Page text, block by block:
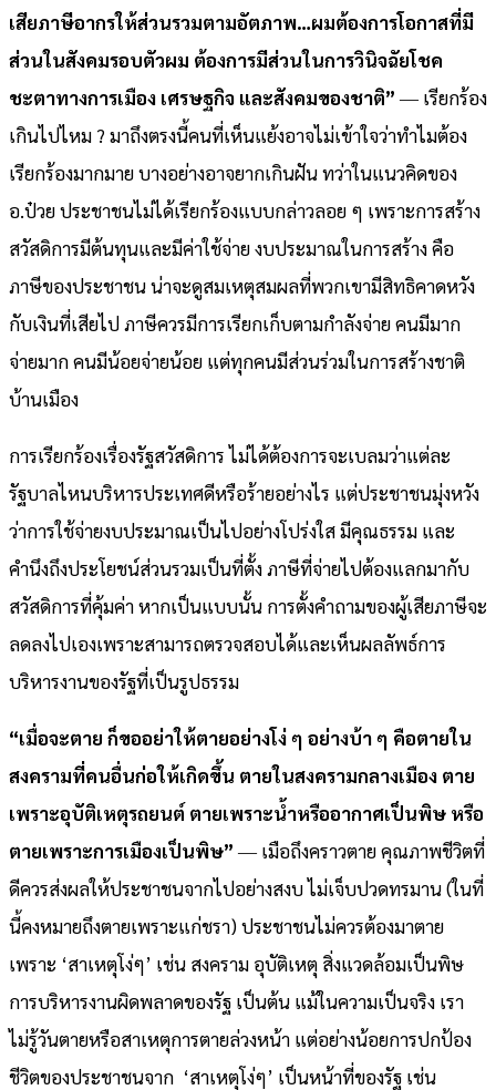
เสียภาษีอากรให้ส่วนรวมตามอัตภาพ…ผมต้องการโอกาสที่มี
ส่วนในสังคมรอบตัวผม ต้องการมีส่วนในการวินิจฉัยโชค
ชะตาทางการเมือง เศรษฐกิจ และสังคมของชาติ” ― เรียกร้อง
เกินไปไหม ? มาถึงตรงนี้คนที่เห็นแย้งอาจไม่เข้าใจว่าทำไมต้อง
เรียกร้องมากมาย บางอย่างอาจยากเกินฝัน ทว่าในแนวคิดของ
อ.ป๋วย ประชาชนไม่ได้เรียกร้องแบบกล่าวลอย ๆ เพราะการสร้าง
สวัสดิการมีต้นทุนและมีค่าใช้จ่าย งบประมาณในการสร้าง คือ
ภาษีของประชาชน น่าจะดูสมเหตุสมผลที่พวกเขามีสิทธิคาดหวัง
กับเงินที่เสียไป ภาษีควรมีการเรียกเก็บตามกำลังจ่าย คนมีมาก
จ่ายมาก คนมีน้อยจ่ายน้อย แต่ทุกคนมีส่วนร่วมในการสร้างชาติ
บ้านเมือง
การเรียกร้องเรื่องรัฐสวัสดิการ ไม่ได้ต้องการจะเบลมว่าแต่ละ
รัฐบาลไหนบริหารประเทศดีหรือร้ายอย่างไร แต่ประชาชนมุ่งหวัง
ว่าการใช้จ่ายงบประมาณเป็นไปอย่างโปร่งใส มีคุณธรรม และ
คำนึงถึงประโยชน์ส่วนรวมเป็นที่ตั้ง ภาษีที่จ่ายไปต้องแลกมากับ
สวัสดิการที่คุ้มค่า หากเป็นแบบนั้น การตั้งคำถามของผู้เสียภาษีจะ
ลดลงไปเองเพราะสามารถตรวจสอบได้และเห็นผลลัพธ์การ
บริหารงานของรัฐที่เป็นรูปธรรม
“เมื่อจะตาย ก็ขออย่าให้ตายอย่างโง่ ๆ อย่างบ้า ๆ คือตายใน
สงครามที่คนอื่นก่อให้เกิดขึ้น ตายในสงครามกลางเมือง ตาย
เพราะอุบัติเหตุรถยนต์ ตายเพราะน้ำหรืออากาศเป็นพิษ หรือ
ตายเพราะการเมืองเป็นพิษ” ― เมือถึงคราวตาย คุณภาพชีวิตที่
ดีควรส่งผลให้ประชาชนจากไปอย่างสงบ ไม่เจ็บปวดทรมาน (ในที่
นี้คงหมายถึงตายเพราะแก่ชรา) ประชาชนไม่ควรต้องมาตาย
เพราะ ‘สาเหตุโง่ๆ’ เช่น สงคราม อุบัติเหตุ สิ่งแวดล้อมเป็นพิษ
การบริหารงานผิดพลาดของรัฐ เป็นต้น แม้ในความเป็นจริง เรา
ไม่รู้วันตายหรือสาเหตุการตายล่วงหน้า แต่อย่างน้อยการปกป้อง
ชีวิตของประชาชนจาก ‘สาเหตุโง่ๆ’ เป็นหน้าที่ของรัฐ เช่น